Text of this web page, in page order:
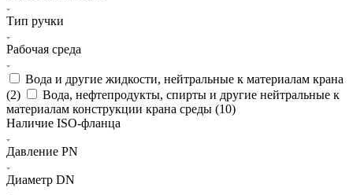
Тип ручки
Рабочая среда
Вода и другие жидкости, нейтральные к материалам крана
(2)
Вода, нефтепродукты, спирты и другие нейтральные к
материалам конструкции крана среды (10)
Наличие ISO-фланца
Давление PN
Диаметр DN